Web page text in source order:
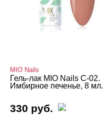
MIO Nails
Гель-лак MIO Nails C-02.
Имбирное печенье, 8 мл.
330 руб.